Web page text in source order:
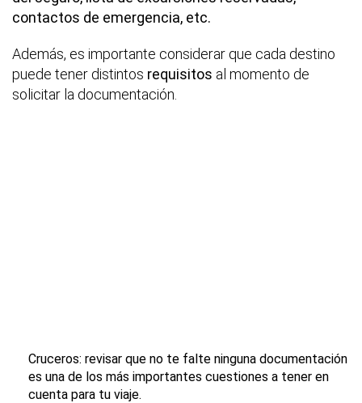
contactos de emergencia, etc.
Además, es importante considerar que cada destino
puede tener distintos requisitos al momento de
solicitar la documentación.
Cruceros: revisar que no te falte ninguna documentación
es una de los más importantes cuestiones a tener en
cuenta para tu viaje.